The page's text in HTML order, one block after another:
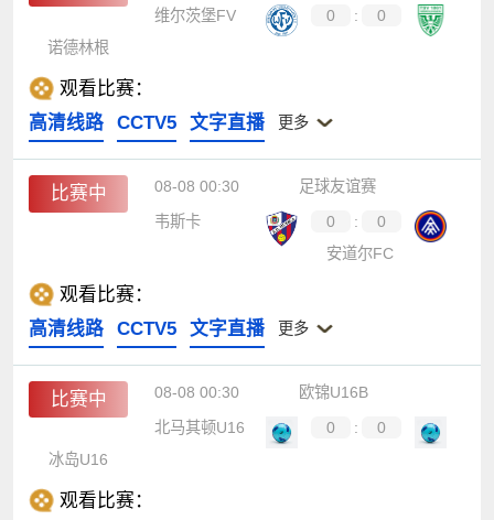
维尔茨堡FV
0 :
0
诺德林根
观看比赛：
高清线路
CCTV5 文字直播 更多
比赛中 08-08 00:30
足球友谊赛
韦斯卡
0 :
0
安道尔FC
观看比赛：
高清线路
CCTV5 文字直播 更多
比赛中 08-08 00:30
欧锦U16B
北马其顿U16
0 :
0
冰岛U16
观看比赛：